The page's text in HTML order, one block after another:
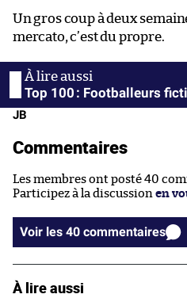
Un gros coup à deux
mercato, c’est du propre.
Top 100 : Footballeurs
JB
Commentaires
Les membres ont posté 40
Participez à la discussion en
Voir les 40 commentaires
À lire aussi